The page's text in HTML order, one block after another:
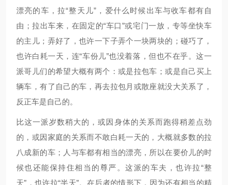
漂亮的车，拉“整天儿”，爱什么时候出车与收车都有自
由；拉出车来，在固定的“车口”或宅门一放，专等坐快车
的主儿；弄好了，也许一下子弄个一块两块的；碰巧了，
也许白耗一天，连“车份儿”也没着落，但也不在乎。这一
派哥儿们的希望大概有两个：或是拉包车；或是自己买上
辆车，有了自己的车，再去拉包月或散座就没大关系了，
反正车是自己的。
比这一派岁数稍大的，或因身体的关系而跑得稍差点劲
的，或因家庭的关系而不敢白耗一天的，大概就多数的拉
八成新的车；人与车都有相当的漂亮，所以在要价儿的时
候也还能保持住相当的尊严。这派的车夫，也许拉“整
天”，也许拉“半天”。在后者的情形下，因为还有相当的精